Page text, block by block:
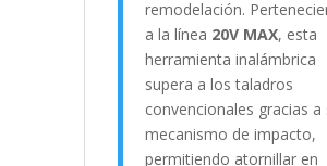
remodelación.
a la línea 20V MAX, esta
herramienta inalámbrica
supera a los taladros
convencionales gracias a
mecanismo de impacto,
permitiendo atornillar en